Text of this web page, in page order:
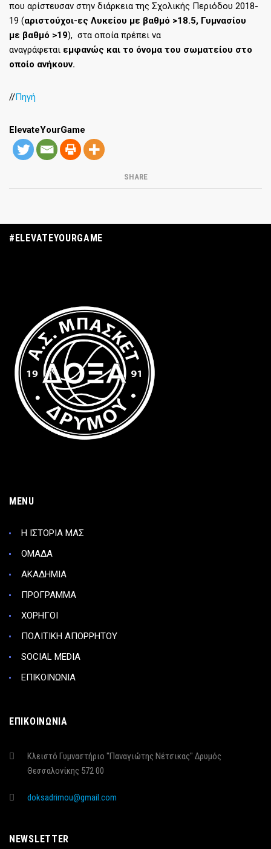
που αρίστευσαν στην διάρκεια της Σχολικής Περιόδου 2018-
19 (αριστούχοι-ες Λυκείου με βαθμό >18.5, Γυμνασίου
με βαθμό >19), στα οποία πρέπει να
αναγράφεται εμφανώς και το όνομα του σωματείου στο
οποίο ανήκουν.
//Πηγή
ElevateYourGame
SHARE
#ELEVATEYOURGAME
MENU
Η ΙΣΤΟΡΙΑ ΜΑΣ
ΟΜΑΔΑ
ΑΚΑΔΗΜΙΑ
ΠΡΟΓΡΑΜΜΑ
ΧΟΡΗΓΟΙ
ΠΟΛΙΤΙΚΗ ΑΠΟΡΡΗΤΟΥ
SOCIAL MEDIA
ΕΠΙΚΟΙΝΩΝΙΑ
ΕΠΙΚΟΙΝΩΝΙΑ
Κλειστό Γυμναστήριο "Παναγιώτης Νέτσικας" Δρυμός
Θεσσαλονίκης 572 00
doksadrimou@gmail.com
NEWSLETTER